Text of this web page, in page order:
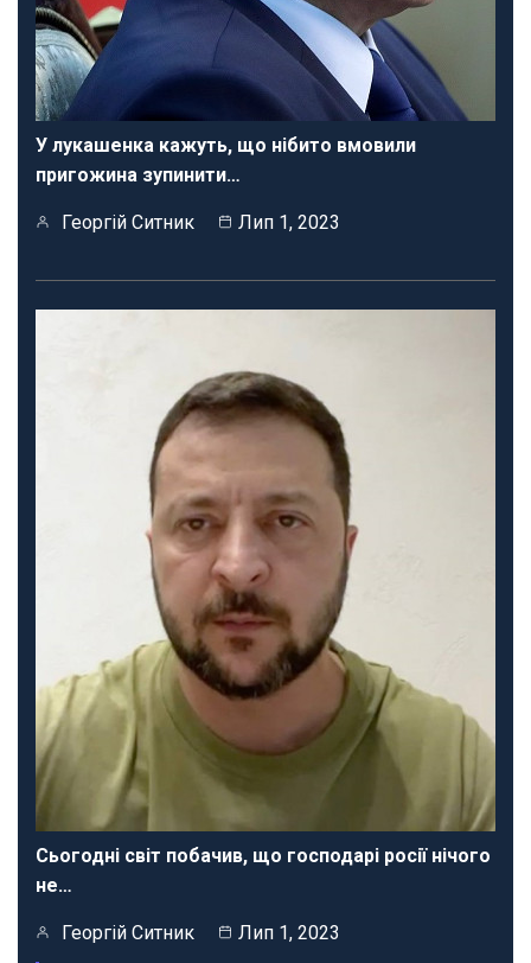
У лукашенка кажуть, що нібито вмовили
пригожина зупинити…
Георгій Ситник Лип 1, 2023
Сьогодні світ побачив, що господарі росії нічого
не…
Георгій Ситник Лип 1, 2023